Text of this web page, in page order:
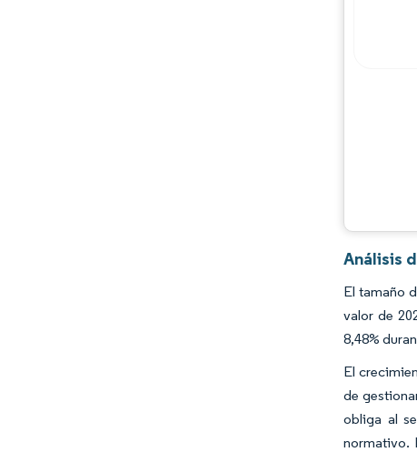
Análisis
El tamaño
valor de
8,48%
El
de
obliga al
normativo.